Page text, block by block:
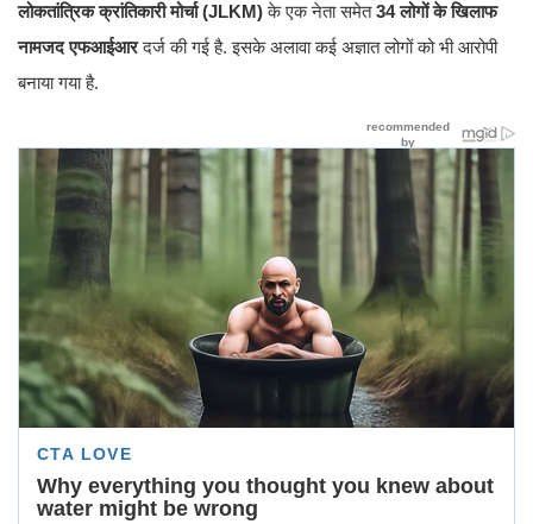
लोकतांत्रिक क्रांतिकारी मोर्चा (JLKM)के एक नेता समेत34 लोगों के खिलाफ
नामजद एफआईआरदर्ज की गई है. इसके अलावा कई अज्ञात लोगों को भी आरोपी
बनाया गया है.